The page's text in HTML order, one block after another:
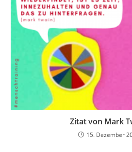
Zitat von Mark
15. Dezember